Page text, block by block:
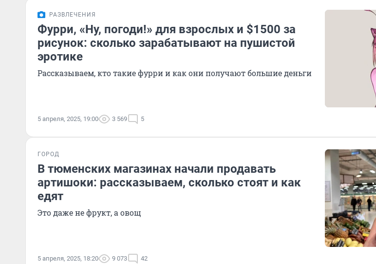
РАЗВЛЕЧЕНИЯ
Фурри, «Ну, погоди!» для взрослых и $1500 за
рисунок: сколько зарабатывают на пушистой
эротике
Рассказываем, кто такие фурри и как они получают большие деньги
5 апреля, 2025, 19:00 3 569 5
ГОРОД
В тюменских магазинах начали продавать
артишоки: рассказываем, сколько стоят и как
едят
Это даже не фрукт, а овощ
5 апреля, 2025, 18:20 9 073 42